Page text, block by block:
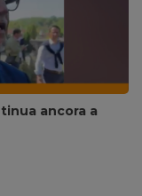
ancora a